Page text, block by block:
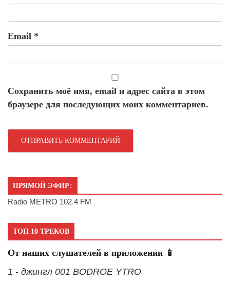
Email *
Сохранить моё имя, email и адрес сайта в этом
браузере для последующих моих комментариев.
ПРЯМОЙ ЭФИР:
Radio METRO 102.4 FM
ТОП 10 ТРЕКОВ
От наших слушателей в приложении 📱
1 - джингл 001 BODROE YTRO